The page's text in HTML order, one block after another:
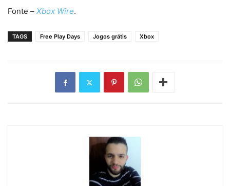
Fonte – Xbox Wire.
TAGS Free Play Days Jogos grátis Xbox